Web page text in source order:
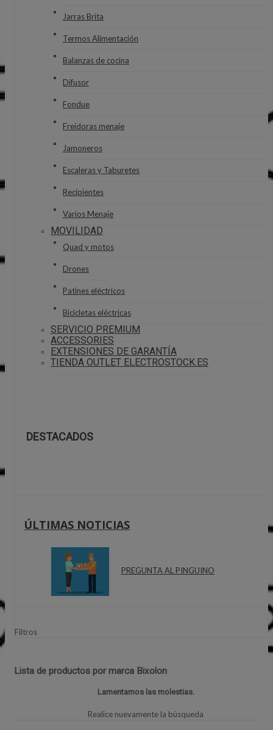
Jarras Brita
Termos Alimentación
Balanzas de cocina
Difusor
Fondue
Freidoras menaje
Jamoneros
Escaleras y Taburetes
Recipientes
Varios Menaje
MOVILIDAD
Quad y motos
Drones
Patines eléctricos
Bicicletas eléctricas
SERVICIO PREMIUM
ACCESSORIES
EXTENSIONES DE GARANTÍA
TIENDA OUTLET ELECTROSTOCK.ES
DESTACADOS
ÚLTIMAS NOTICIAS
PREGUNTA AL PINGUINO
Filtros
Lista de productos por marca Bixolon
Lamentamos las molestias.
Realice nuevamente la búsqueda